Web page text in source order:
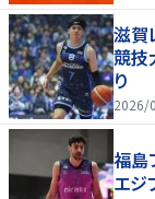
滋賀
競技
り
2026/
福島
エジ